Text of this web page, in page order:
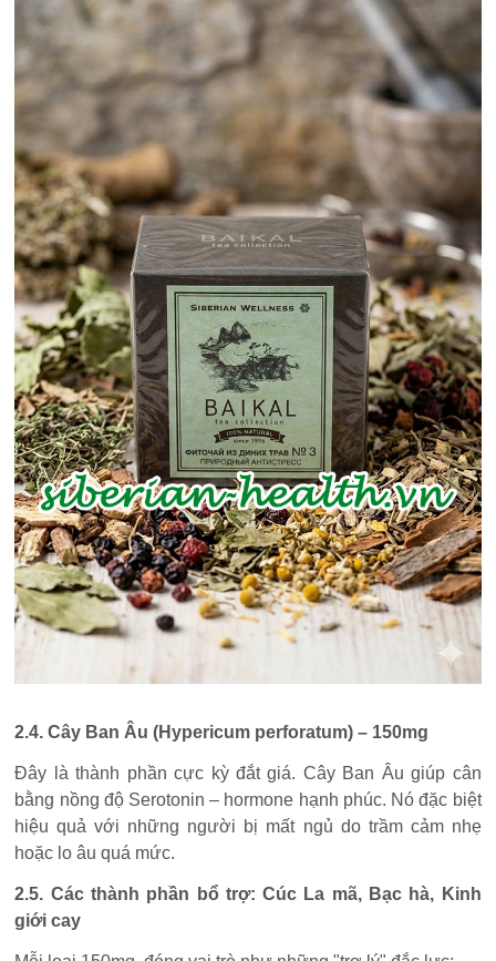
2.4. Cây Ban Âu (Hypericum perforatum) – 150mg
Đây là thành phần cực kỳ đắt giá. Cây Ban Âu giúp cân
bằng nồng độ Serotonin – hormone hạnh phúc. Nó đặc biệt
hiệu quả với những người bị mất ngủ do trầm cảm nhẹ
hoặc lo âu quá mức.
2.5. Các thành phần bổ trợ: Cúc La mã, Bạc hà, Kinh
giới cay